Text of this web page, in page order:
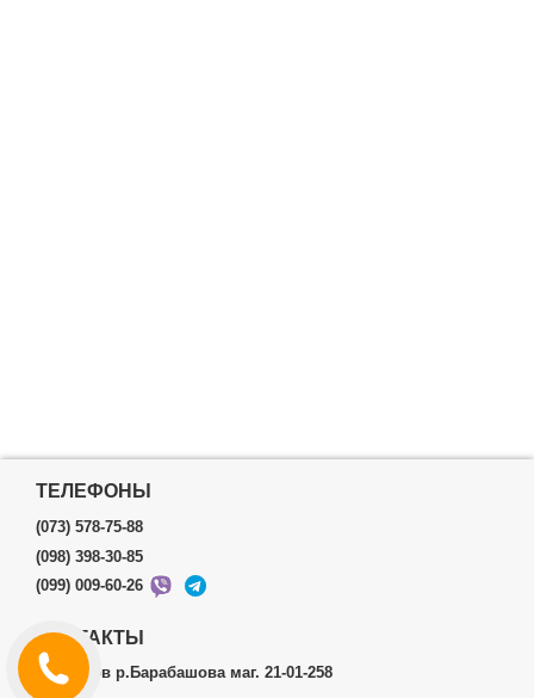
ТЕЛЕФОНЫ
(073) 578-75-88
(098) 398-30-85
(099) 009-60-26
КОНТАКТЫ
г.Харьков р.Барабашова маг. 21-01-258